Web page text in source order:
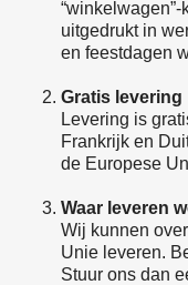
uitgedrukt in
en feestdagen
Gratis levering
Levering is
Frankrijk en
de Europese
Waar leveren
Wij kunnen
Unie leveren.
Stuur ons dan